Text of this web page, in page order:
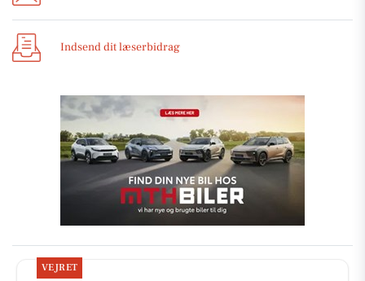
Indsend dit læserbidrag
VEJRET